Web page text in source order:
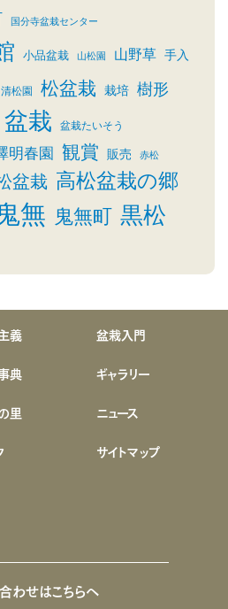
国分寺盆栽センター
小品盆栽 山松園 山野草 手入
松園 松盆栽 栽培 樹形
盆栽 盆栽たいそう
明春園 観賞 販売 赤松
盆栽 高松盆栽の郷
鬼無 鬼無町 黒松
義
盆栽入門
典
ギャラリー
里
ニュース
サイトマップ
わせはこちらへ